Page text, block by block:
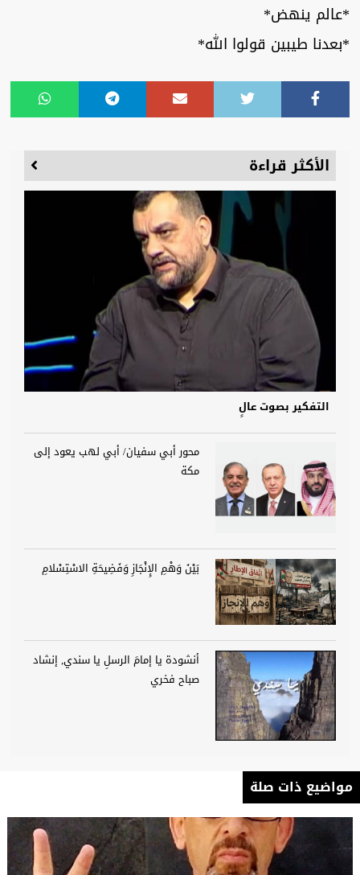
*عالم ينهض*
*بعدنا طيبين قولوا الله*
الأكثر قراءة
التفكير بصوت عالٍ
محور أبي سفيان/ أبي لهب يعود إلى
مكة
بَيْنَ وَهْمِ الإِنْجَازِ وَفَضِيحَةِ الاسْتِسْلامِ
أنشودة يا إمامَ الرسلِ يا سندي, إنشاد
صباح فخري
مواضيع ذات صلة